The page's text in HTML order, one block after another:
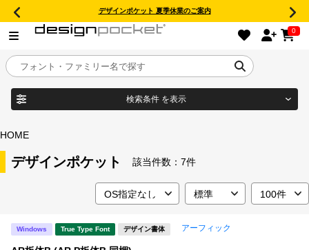
デザインポケット 夏季休業のご案内
0
目的別フォントガイド
特集
年間ライセンス商品
検索条件 を表示
フォント形式
HOME
デザインポケット 該当件数： 7件
Windows True Type Font デザイン書体 アーフィック